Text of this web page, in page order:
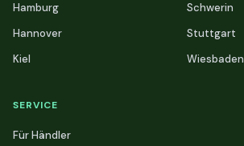
Hamburg
Hannover
Kiel
Schwerin
Stuttgart
Wiesbaden
SERVICE
Für Händler